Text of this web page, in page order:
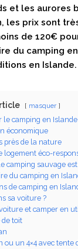
et les aurores
les prix sont
de 120€
du camping
en Islande.
masquer
le camping en Islande
économique
près de la nature
logement éco-
camping sauvage
du camping en
de camping en
sa voiture ?
et camper en
de toit
ou un 4×4 avec tente